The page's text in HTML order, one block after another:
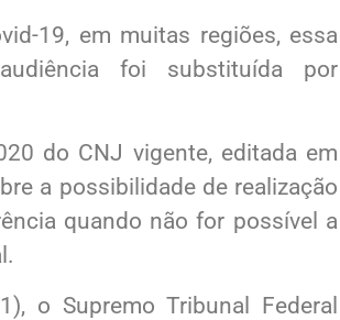
19, em muitas regiões, essa
foi substituída por
do CNJ vigente, editada em
a possibilidade de realização
quando não for possível a
o Supremo Tribunal Federal